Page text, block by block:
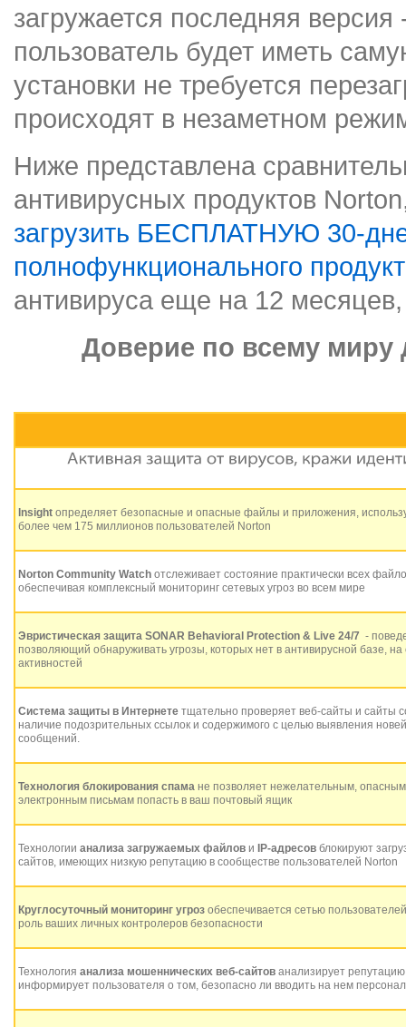
загружается последняя
пользователь будет иметь
установки не требуется
происходят в незаметном
Ниже представлена
антивирусных продуктов
загрузить БЕСПЛАТНУЮ 30-
полнофункционального
антивируса еще на 12
Доверие по всему миру
Insight определяет безопасные и опасные файлы и приложения,
более чем 175 миллионов пользователей Norton
Norton Community Watch отслеживает состояние практически всех
обеспечивая комплексный мониторинг сетевых угроз во всем мире
Эвристическая защита SONAR Behavioral Protection & Live 24/7 -
позволяющий обнаруживать угрозы, которых нет в антивирусной базе, на
активностей
Система защиты в Интернете тщательно проверяет веб-сайты и сайты
наличие подозрительных ссылок и содержимого с целью выявления
сообщений.
Технология блокирования спама не позволяет нежелательным,
электронным письмам попасть в ваш почтовый ящик
Технологии анализа загружаемых файлов и IP-адресов блокируют
сайтов, имеющих низкую репутацию в сообществе пользователей Norton
Круглосуточный мониторинг угроз обеспечивается сетью
роль ваших личных контролеров безопасности
Технология анализа мошеннических веб-сайтов анализирует
информирует пользователя о том, безопасно ли вводить на нем